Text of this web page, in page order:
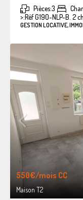
Pièces:3
>:Réf G190-NLP-B. 2
GESTION LOCATIVE,
550€/mois CC
Maison T2